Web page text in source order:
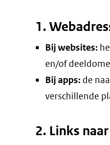
1.
Bij websites:
en/of
Bij apps: de
verschillende
2. Links